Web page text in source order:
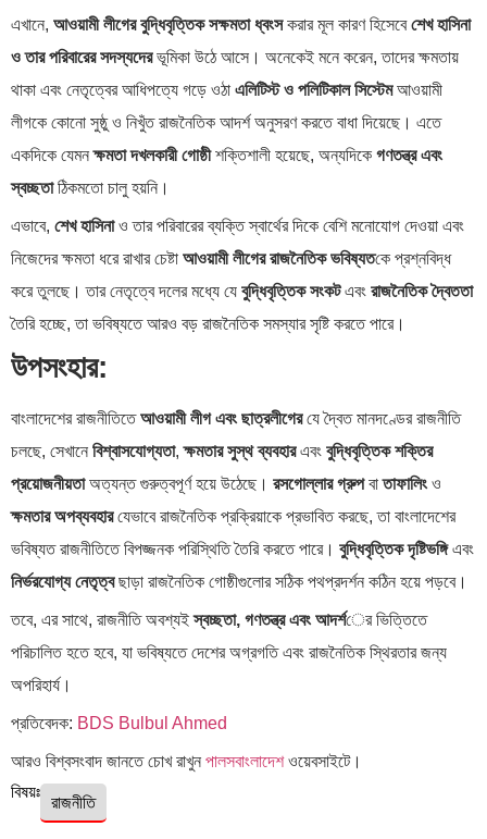
এখানে, আওয়ামী লীগের বুদ্ধিবৃত্তিক সক্ষমতা ধ্বংসকরার মূল কারণ হিসেবেশেখ হাসিনা
ও তার পরিবারের সদস্যদেরভূমিকা উঠে আসে। অনেকেই মনে করেন, তাদের ক্ষমতায়
থাকা এবং নেতৃত্বের আধিপত্যে গড়ে ওঠা এলিটিস্ট ও পলিটিকাল সিস্টেমআওয়ামী
লীগকে কোনো সুষ্ঠু ও নিখুঁত রাজনৈতিক আদর্শ অনুসরণ করতে বাধা দিয়েছে। এতে
একদিকে যেমনক্ষমতা দখলকারী গোষ্ঠীশক্তিশালী হয়েছে, অন্যদিকে গণতন্ত্র এবং
স্বচ্ছতাঠিকমতো চালু হয়নি।
এভাবে, শেখ হাসিনাও তার পরিবারের ব্যক্তি স্বার্থের দিকে বেশি মনোযোগ দেওয়া এবং
নিজেদের ক্ষমতা ধরে রাখার চেষ্টা আওয়ামী লীগের রাজনৈতিক ভবিষ্যতকে প্রশ্নবিদ্ধ
করে তুলছে। তার নেতৃত্বে দলের মধ্যে যে বুদ্ধিবৃত্তিক সংকটএবং রাজনৈতিক দ্বৈততা
তৈরি হচ্ছে, তা ভবিষ্যতে আরও বড় রাজনৈতিক সমস্যার সৃষ্টি করতে পারে।
উপসংহার:
বাংলাদেশের রাজনীতিতেআওয়ামী লীগ এবং ছাত্রলীগেরযে দ্বৈত মানদণ্ডের রাজনীতি
চলছে, সেখানে বিশ্বাসযোগ্যতা,ক্ষমতার সুস্থ ব্যবহারএবং বুদ্ধিবৃত্তিক শক্তির
প্রয়োজনীয়তাঅত্যন্ত গুরুত্বপূর্ণ হয়ে উঠেছে। রসগোল্লার গ্রুপবাতাফালিংও
ক্ষমতার অপব্যবহারযেভাবে রাজনৈতিক প্রক্রিয়াকে প্রভাবিত করছে, তা বাংলাদেশের
ভবিষ্যত রাজনীতিতে বিপজ্জনক পরিস্থিতি তৈরি করতে পারে। বুদ্ধিবৃত্তিক দৃষ্টিভঙ্গিএবং
নির্ভরযোগ্য নেতৃত্বছাড়া রাজনৈতিক গোষ্ঠীগুলোর সঠিক পথপ্রদর্শন কঠিন হয়ে পড়বে।
তবে, এর সাথে, রাজনীতি অবশ্যইস্বচ্ছতা, গণতন্ত্র এবং আদর্শের ভিত্তিতে
পরিচালিত হতে হবে, যা ভবিষ্যতে দেশের অগ্রগতি এবং রাজনৈতিক স্থিরতার জন্য
অপরিহার্য।
প্রতিবেদক: BDS Bulbul Ahmed
আরও বিশ্বসংবাদ জানতে চোখ রাখুন পালসবাংলাদেশওয়েবসাইটে।
বিষয়ঃ রাজনীতি